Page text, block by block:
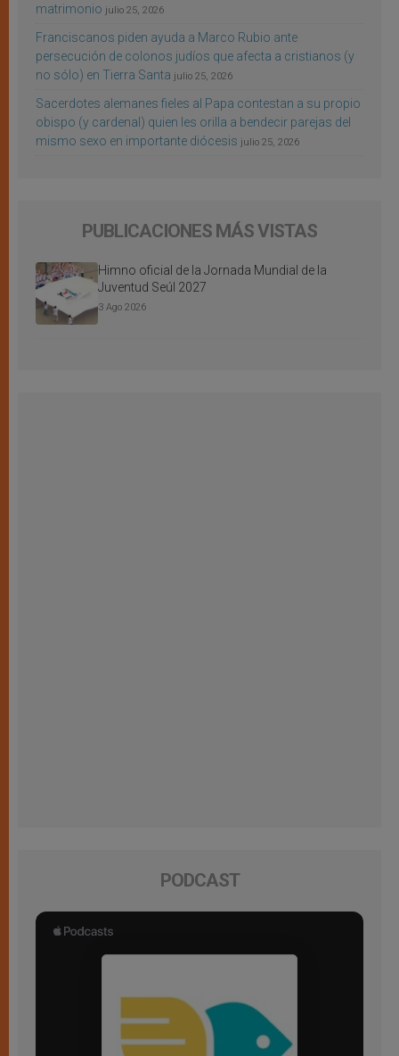
matrimonio julio 25, 2026
Franciscanos piden ayuda a Marco Rubio ante
persecución de colonos judíos que afecta a cristianos (y
no sólo) en Tierra Santa julio 25, 2026
Sacerdotes alemanes fieles al Papa contestan a su propio
obispo (y cardenal) quien les orilla a bendecir parejas del
mismo sexo en importante diócesis julio 25, 2026
PUBLICACIONES MÁS VISTAS
Himno oficial de la Jornada Mundial de la
Juventud Seúl 2027
3 Ago 2026
PODCAST